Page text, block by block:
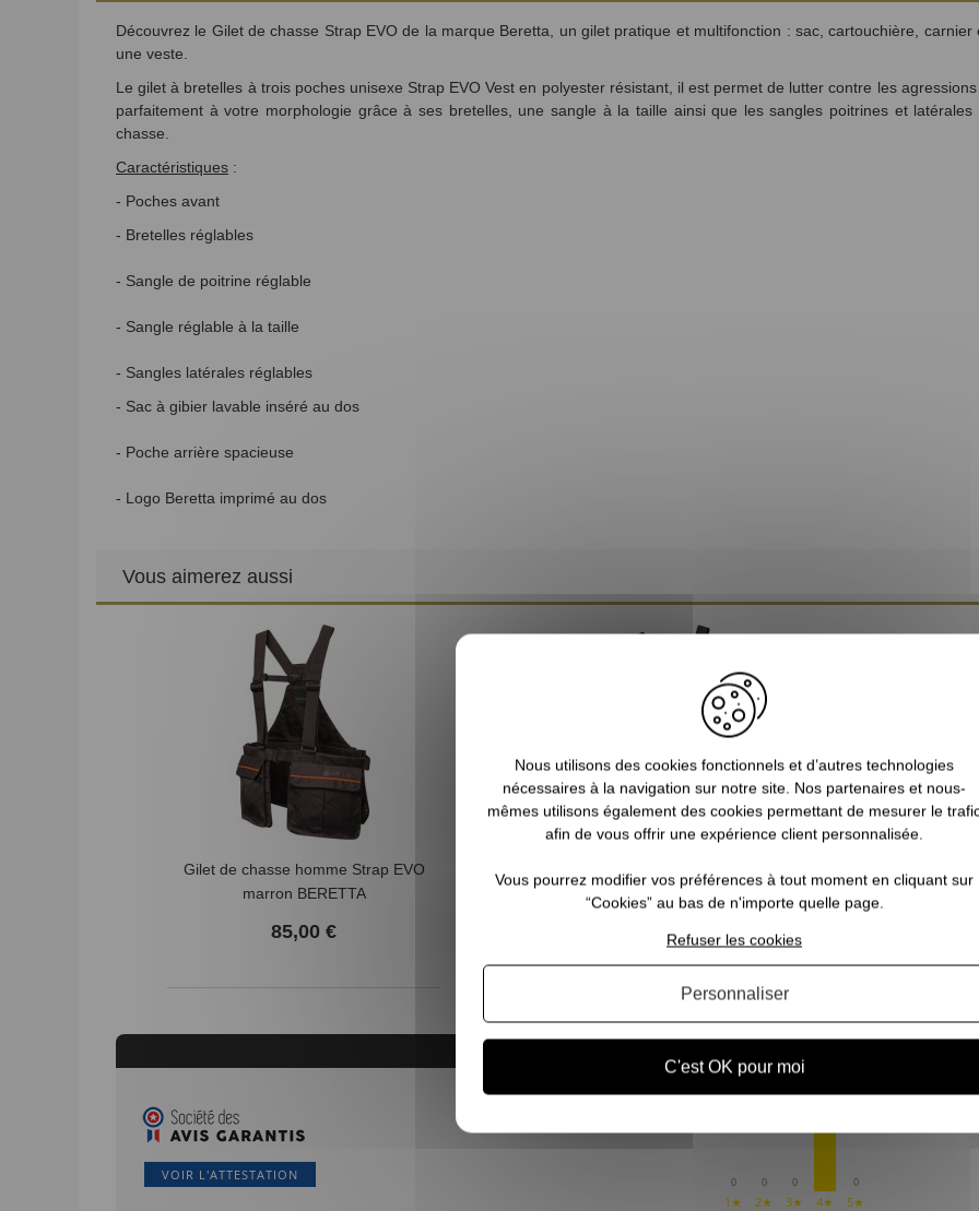
Découvrez le Gilet de chasse Strap EVO de la marque Beretta, un gilet pratique et multifonction : sac, cartouchière,
une veste.
Le gilet à bretelles à trois poches unisexe Strap EVO Vest en polyester résistant, il est permet de lutter contre les
parfaitement à votre morphologie grâce à ses bretelles, une sangle à la taille ainsi que les sangles poitrines et
chasse.
Caractéristiques :
- Poches avant
- Bretelles réglables
- Sangle de poitrine réglable
- Sangle réglable à la taille
- Sangles latérales réglables
- Sac à gibier lavable inséré au dos
- Poche arrière spacieuse
- Logo Beretta imprimé au dos
Vous aimerez aussi
Gilet de chasse homme Strap EVO
marron BERETTA
85,00 €
orange BERETTA
85,00 €
VOIR L'ATTESTATION 0
1★
0
2★
0
3★ 4★
0
5★
Nous utilisons des cookies fonctionnels et d’autres technologies
nécessaires à la navigation sur notre site. Nos partenaires et nous-
mêmes utilisons également des cookies permettant de mesurer le
afin de vous offrir une expérience client personnalisée.
Vous pourrez modifier vos préférences à tout moment en cliquant sur
“Cookies” au bas de n'importe quelle page.
C'est OK pour moi
Refuser les cookies
Personnaliser